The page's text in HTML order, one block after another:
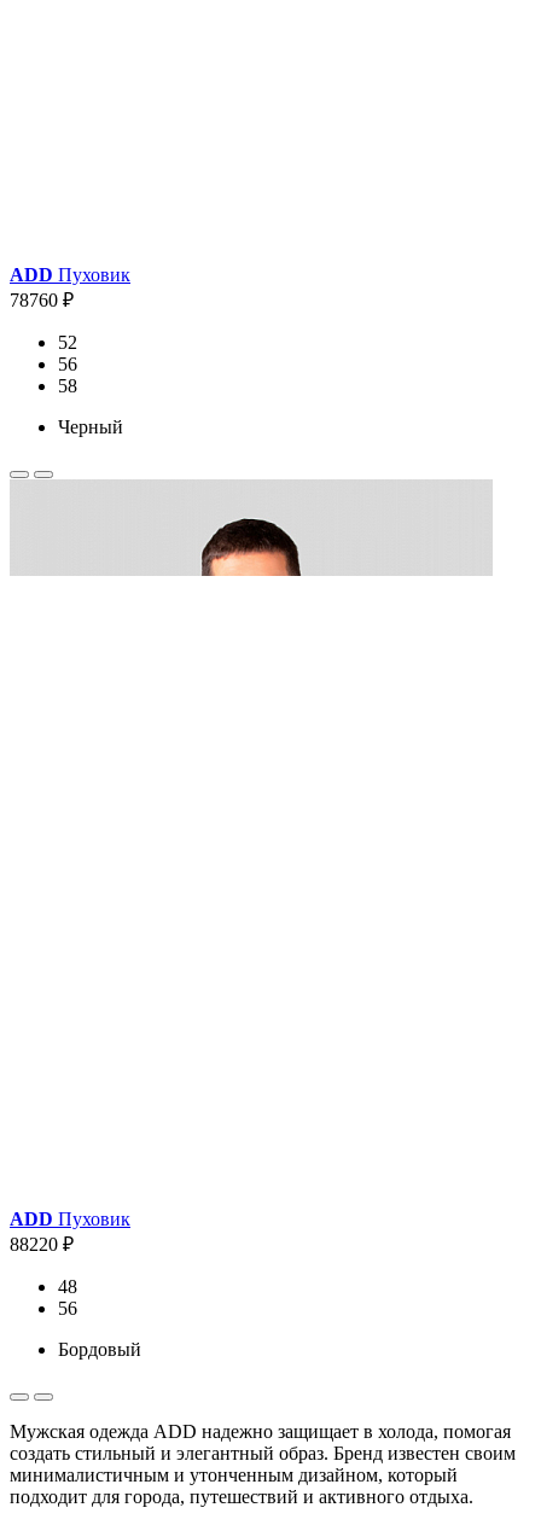
ADD Пуховик
78760 ₽
52
56
58
Черный
ADD Пуховик
88220 ₽
48
56
Бордовый
Мужская одежда ADD надежно защищает в холода, помогая
создать стильный и элегантный образ. Бренд известен своим
минималистичным и утонченным дизайном, который
подходит для города, путешествий и активного отдыха.